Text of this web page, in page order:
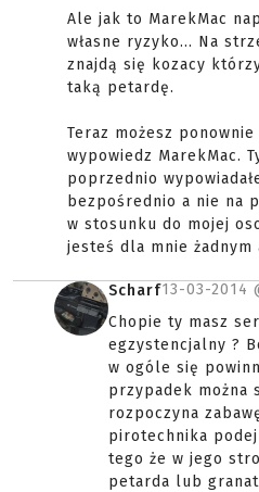
Ale jak to MarekMac
własne ryzyko... Na
znajdą się kozacy
taką petardę.
Teraz możesz
wypowiedz MarekMac.
poprzednio
bezpośrednio a nie na
w stosunku do mojej
jesteś dla mnie żadnym
Scharf13-03-2014
Chopie ty masz
egzystencjalny ?
w ogóle się
przypadek można
rozpoczyna
pirotechnika
tego że w jego
petarda lub